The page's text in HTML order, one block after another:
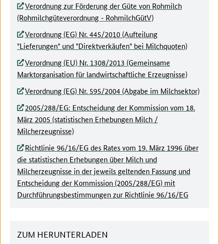
Verordnung zur Förderung der Güte von Rohmilch
(Rohmilchgüteverordnung - RohmilchGütV)
Verordnung (EG) Nr. 445/2010 (Aufteilung
"Lieferungen" und "Direktverkäufen" bei Milchquoten)
Verordnung (EU) Nr. 1308/2013 (Gemeinsame
Marktorganisation für landwirtschaftliche Erzeugnisse)
Verordnung (EG) Nr. 595/2004 (Abgabe im Milchsektor)
2005/288/EG: Entscheidung der Kommission vom 18.
März 2005 (statistischen Erhebungen Milch /
Milcherzeugnisse)
Richtlinie 96/16/EG des Rates vom 19. März 1996 über
die statistischen Erhebungen über Milch und
Milcherzeugnisse in der jeweils geltenden Fassung und
Entscheidung der Kommission (2005/288/EG) mit
Durchführungsbestimmungen zur Richtlinie 96/16/EG
ZUM HERUNTERLADEN